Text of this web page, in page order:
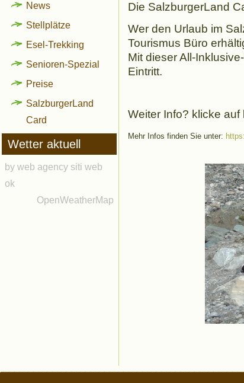
News
Stellplätze
Esel-Trekking
Senioren-Spezial
Preise
SalzburgerLand
Card
Wetter aktuell
by web agency siti web
ok
OpenWeatherMap
Die SalzburgerLand
Wer den Urlaub im
Tourismus Büro
Mit dieser All-
Eintritt.
Weiter Info? klicke auf
Mehr Infos finden Sie unter: